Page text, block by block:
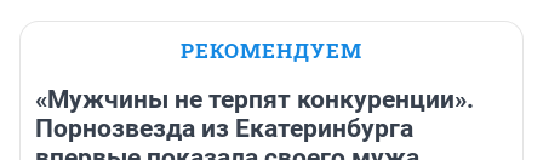
РЕКОМЕНДУЕМ
«Мужчины не терпят конкуренции».
Порнозвезда из Екатеринбурга